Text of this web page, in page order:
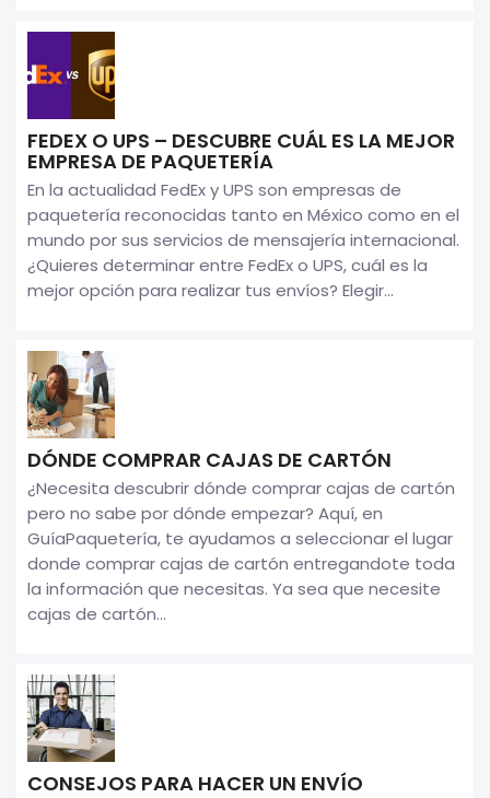
FEDEX O UPS – DESCUBRE CUÁL ES LA MEJOR
EMPRESA DE PAQUETERÍA
En la actualidad FedEx y UPS son empresas de
paquetería reconocidas tanto en México como en el
mundo por sus servicios de mensajería internacional.
¿Quieres determinar entre FedEx o UPS, cuál es la
mejor opción para realizar tus envíos? Elegir...
DÓNDE COMPRAR CAJAS DE CARTÓN
¿Necesita descubrir dónde comprar cajas de cartón
pero no sabe por dónde empezar? Aquí, en
GuíaPaquetería, te ayudamos a seleccionar el lugar
donde comprar cajas de cartón entregandote toda
la información que necesitas. Ya sea que necesite
cajas de cartón...
CONSEJOS PARA HACER UN ENVÍO